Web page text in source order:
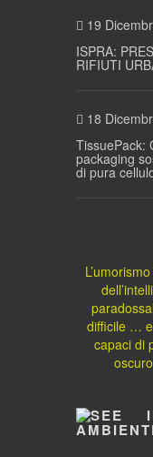
19
ISPRA:
RIFIUTI
18
TissuePack:
packaging
di pura
difficile …
capaci di